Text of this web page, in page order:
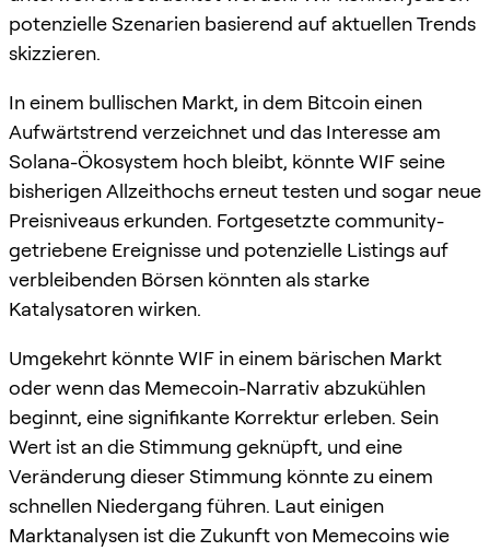
potenzielle Szenarien basierend auf aktuellen Trends
skizzieren.
In einem bullischen Markt, in dem Bitcoin einen
Aufwärtstrend verzeichnet und das Interesse am
Solana-Ökosystem hoch bleibt, könnte WIF seine
bisherigen Allzeithochs erneut testen und sogar neue
Preisniveaus erkunden. Fortgesetzte community-
getriebene Ereignisse und potenzielle Listings auf
verbleibenden Börsen könnten als starke
Katalysatoren wirken.
Umgekehrt könnte WIF in einem bärischen Markt
oder wenn das Memecoin-Narrativ abzukühlen
beginnt, eine signifikante Korrektur erleben. Sein
Wert ist an die Stimmung geknüpft, und eine
Veränderung dieser Stimmung könnte zu einem
schnellen Niedergang führen. Laut einigen
Marktanalysen ist die Zukunft von Memecoins wie